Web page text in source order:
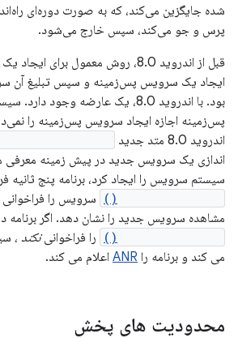
شده جایگزین می‌کند، که به صورت دوره‌ای
پرس و جو می‌کند، سپس خارج می‌شود.
قبل از اندروید 8.0، روش معمول برای
ایجاد یک سرویس پس‌زمینه و سپس تبلیغ آن
بود. با اندروید 8.0، یک عارضه وجود
پس‌زمینه اجازه ایجاد سرویس پس‌زمینه را
اندروید 8.0 متد جدید
اندازی یک سرویس جدید در پیش زمینه معرفی
سیستم سرویس را ایجاد کرد، برنامه پنج ثانیه
سرویس را فراخوانی
مشاهده سرویس جدید را نشان دهد. اگر برنامه
را فراخوانینکند ،
می کند و برنامه را ANR اعلام می کند.
محدودیت های پخش